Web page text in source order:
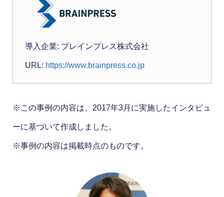
導入企業: ブレインプレス株式会社
URL: https://www.brainpress.co.jp
※この事例の内容は、2017年3月に実施したインタビュ
ーに基づいて作成しました。
※事例の内容は掲載時点のものです。